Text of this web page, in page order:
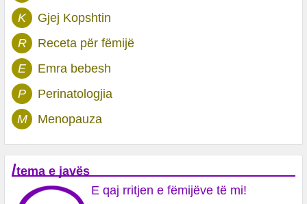
K
Gjej Kopshtin
R
Receta për fëmijë
E
Emra bebesh
P
Perinatologjia
M
Menopauza
/tema e javës
E qaj rritjen e fëmijëve të mi!